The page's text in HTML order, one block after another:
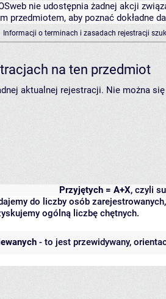
nie udostępnia żadnej akcji
przedmiotem, aby poznać dokładne
Informacji o terminach i zasadach rejestracji
na ten przedmiot
aktualnej rejestracji. Nie można
Przyjętych = A+X, czyli
do liczby osób
ogólną liczbę chętnych.
- to jest przewidywany,